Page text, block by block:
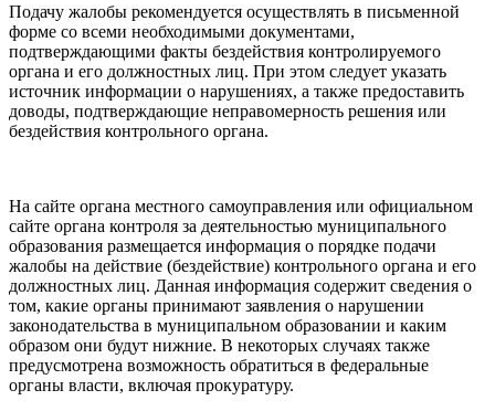
Подачу жалобы рекомендуется осуществлять в письменной
форме со всеми необходимыми документами,
подтверждающими факты бездействия контролируемого
органа и его должностных лиц. При этом следует указать
источник информации о нарушениях, а также предоставить
доводы, подтверждающие неправомерность решения или
бездействия контрольного органа.
На сайте органа местного самоуправления или официальном
сайте органа контроля за деятельностью муниципального
образования размещается информация о порядке подачи
жалобы на действие (бездействие) контрольного органа и его
должностных лиц. Данная информация содержит сведения о
том, какие органы принимают заявления о нарушении
законодательства в муниципальном образовании и каким
образом они будут нижние. В некоторых случаях также
предусмотрена возможность обратиться в федеральные
органы власти, включая прокуратуру.